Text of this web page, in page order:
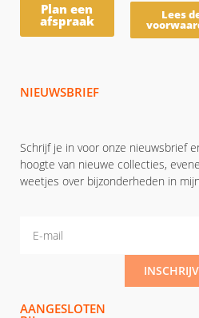
Plan een
afspraak Lees
NIEUWSBRIEF
Schrijf je in voor onze nieuwsbrief
hoogte van nieuwe collecties,
weetjes over bijzonderheden in
AANGESLOTEN